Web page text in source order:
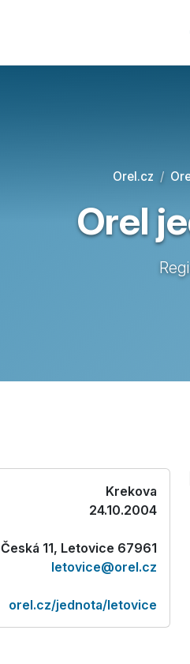
Orel.cz
Orel
Krekova
24.10.2004
Česká 11, Letovice 67961
letovice@orel.cz
orel.cz/jednota/letovice